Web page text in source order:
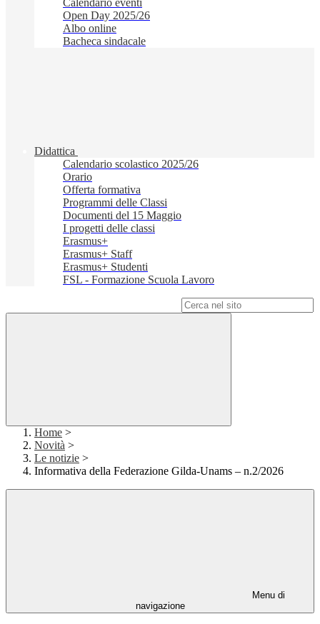
Calendario eventi
Open Day 2025/26
Albo online
Bacheca sindacale
Didattica
Calendario scolastico 2025/26
Orario
Offerta formativa
Programmi delle Classi
Documenti del 15 Maggio
I progetti delle classi
Erasmus+
Erasmus+ Staff
Erasmus+ Studenti
FSL - Formazione Scuola Lavoro
Home >
Novità >
Le notizie >
Informativa della Federazione Gilda-Unams – n.2/2026
Menu di
navigazione